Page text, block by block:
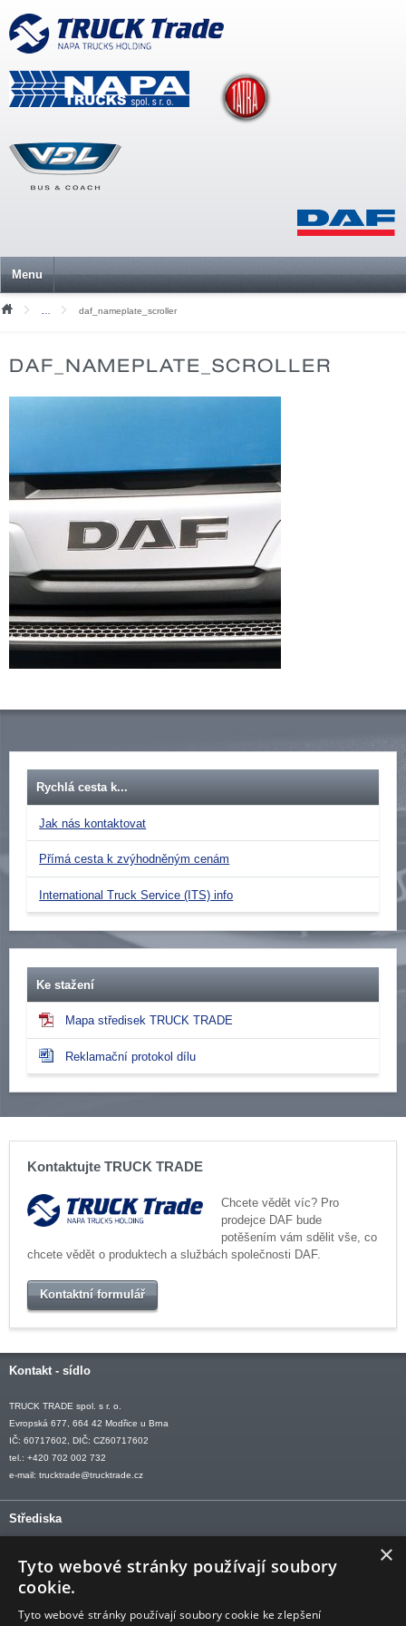
Menu
Mediální soubory
daf_nameplate_scroller
DAF_NAMEPLATE_SCROLLER
Rychlá cesta k...
Jak nás kontaktovat
Přímá cesta k zvýhodněným cenám
International Truck Service (ITS) info
Ke stažení
Mapa středisek TRUCK TRADE
Reklamační protokol dílu
Kontaktujte TRUCK TRADE
Chcete vědět víc? Pro
prodejce DAF bude
potěšením vám sdělit vše, co
chcete vědět o produktech a službách společnosti DAF.
Kontaktní formulář
Kontakt - sídlo
TRUCK TRADE spol. s r. o.
Evropská 677, 664 42 Modřice u Brna
IČ: 60717602, DIČ: CZ60717602
tel.: +420 702 002 732
e-mail: trucktrade@trucktrade.cz
Střediska
OSTRAVA tel: +420 602 547 882
OTROKOVICE tel: +420 577 110 921-2
×
Tyto webové stránky používají soubory
cookie.
Tyto webové stránky používají soubory cookie ke zlepšení